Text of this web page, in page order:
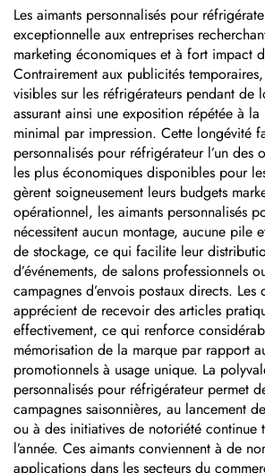
plaque d'identité avec
logo
Les aimants personnalisés pour
exceptionnelle aux entreprises
marketing économiques et à fort impact
Contrairement aux publicités
visibles sur les réfrigérateurs pendant de
assurant ainsi une exposition répétée à
minimal par impression. Cette longévité
personnalisés pour réfrigérateur l’un des
les plus économiques disponibles pour
gèrent soigneusement leurs budgets
opérationnel, les aimants personnalisés
nécessitent aucun montage, aucune pile
de stockage, ce qui facilite leur
d’événements, de salons professionnels
campagnes d’envois postaux directs. Les
apprécient de recevoir des articles
effectivement, ce qui renforce
mémorisation de la marque par rapport
promotionnels à usage unique. La
personnalisés pour réfrigérateur permet
campagnes saisonnières, au lancement
ou à des initiatives de notoriété continue
l’année. Ces aimants conviennent à de
applications dans les secteurs du